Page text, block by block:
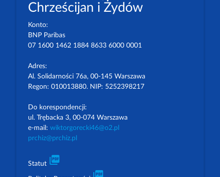
Chrześcijan i Żydów
Konto:
BNP Paribas
07 1600 1462 1884 8633 6000 0001
Adres:
Al. Solidarności 76a, 00-145 Warszawa
Regon: 010013880. NIP: 5252398217
Do korespondencji:
ul. Trębacka 3, 00-074 Warszawa
e-mail: wiktorgorecki46@o2.pl
prchiz@prchiz.pl
Statut picture_as_pdf